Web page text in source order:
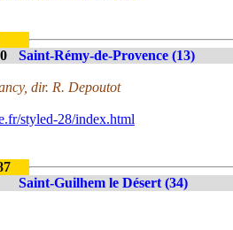
Saint-Rémy-de-Provence (13)
dir. R. Depoutot
styled-28/index.html
Saint-Guilhem le Désert (34)